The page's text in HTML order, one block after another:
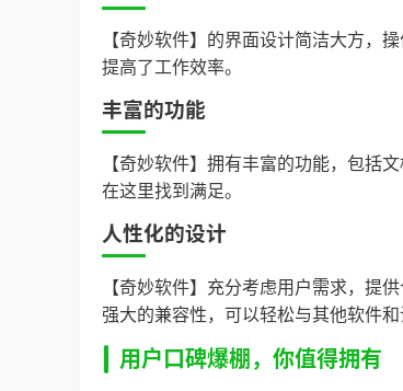
【奇妙软件】的界面设计简洁大方，
提高了工作效率。
丰富的功能
【奇妙软件】拥有丰富的功能，包括
在这里找到满足。
人性化的设计
【奇妙软件】充分考虑用户需求，提
强大的兼容性，可以轻松与其他软件和
用户口碑爆棚，你值得拥有